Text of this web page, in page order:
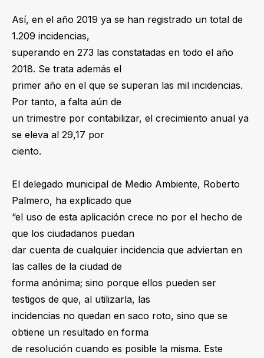
Así, en el año 2019 ya se han registrado un total de
1.209 incidencias,
superando en 273 las constatadas en todo el año
2018. Se trata además el
primer año en el que se superan las mil incidencias.
Por tanto, a falta aún de
un trimestre por contabilizar, el crecimiento anual ya
se eleva al 29,17 por
ciento.
El delegado municipal de Medio Ambiente, Roberto
Palmero, ha explicado que
“el uso de esta aplicación crece no por el hecho de
que los ciudadanos puedan
dar cuenta de cualquier incidencia que adviertan en
las calles de la ciudad de
forma anónima; sino porque ellos pueden ser
testigos de que, al utilizarla, las
incidencias no quedan en saco roto, sino que se
obtiene un resultado en forma
de resolución cuando es posible la misma. Este